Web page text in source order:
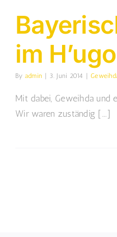
im
By admin 3. Juni 2014
Mit dabei, Geweihda und
Wir waren zuständig [...]